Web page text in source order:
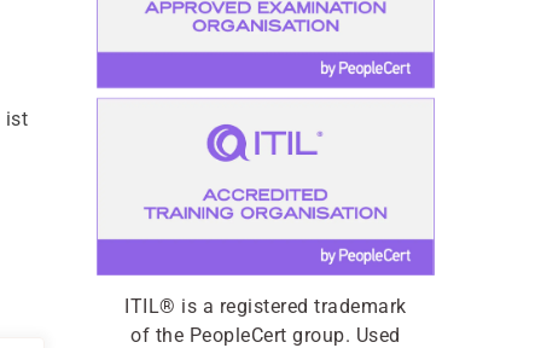
ist
ITIL® is a registered trademark
of the PeopleCert group. Used